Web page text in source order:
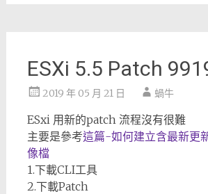
ESXi 5.5 Patch
2019 年 05 月 21 日 蝸牛
ESxi 用新的patch 流程沒有很難
主要是參考這篇-如何建立含最新更
像檔
1.下載CLI工具
2.下載Patch